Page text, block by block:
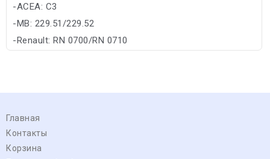
-ACEA: C3
-MB: 229.51/229.52
-Renault: RN 0700/RN 0710
Главная
Контакты
Корзина